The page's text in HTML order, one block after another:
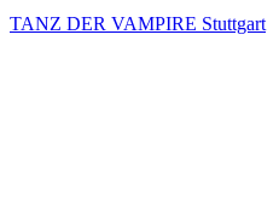
TANZ DER VAMPIRE Stuttgart